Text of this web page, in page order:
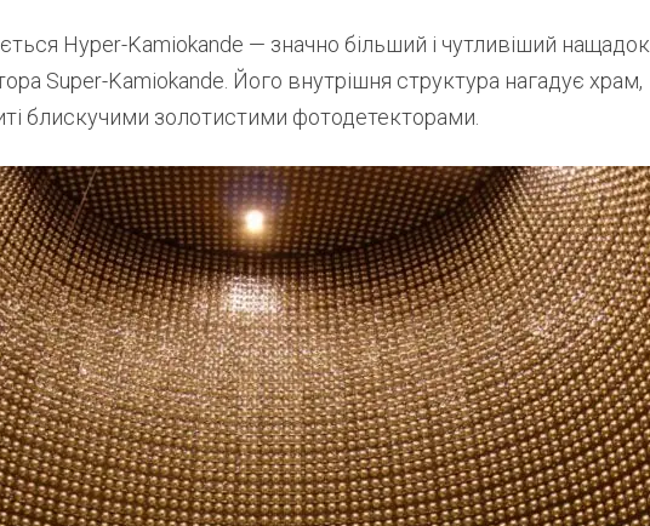
Hyper-Kamiokande — значно більший і чутливіший нащадок
Super-Kamiokande. Його внутрішня структура нагадує храм,
блискучими золотистими фотодетекторами.